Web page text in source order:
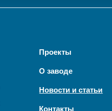
Проекты
О заводе
Новости и статьи
Контакты